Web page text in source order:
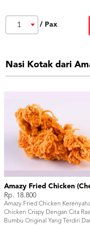
1 / Pax
Nasi Kotak dari
Amazy Fried Chicken
Rp. 18.800
Amazy Fried Chicken
Chicken Crispy Dengan Cita
Bumbu Original Yang Terdiri